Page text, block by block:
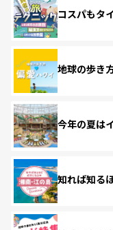
コスパもタ
地球の歩き
今年の夏は
知れば知る